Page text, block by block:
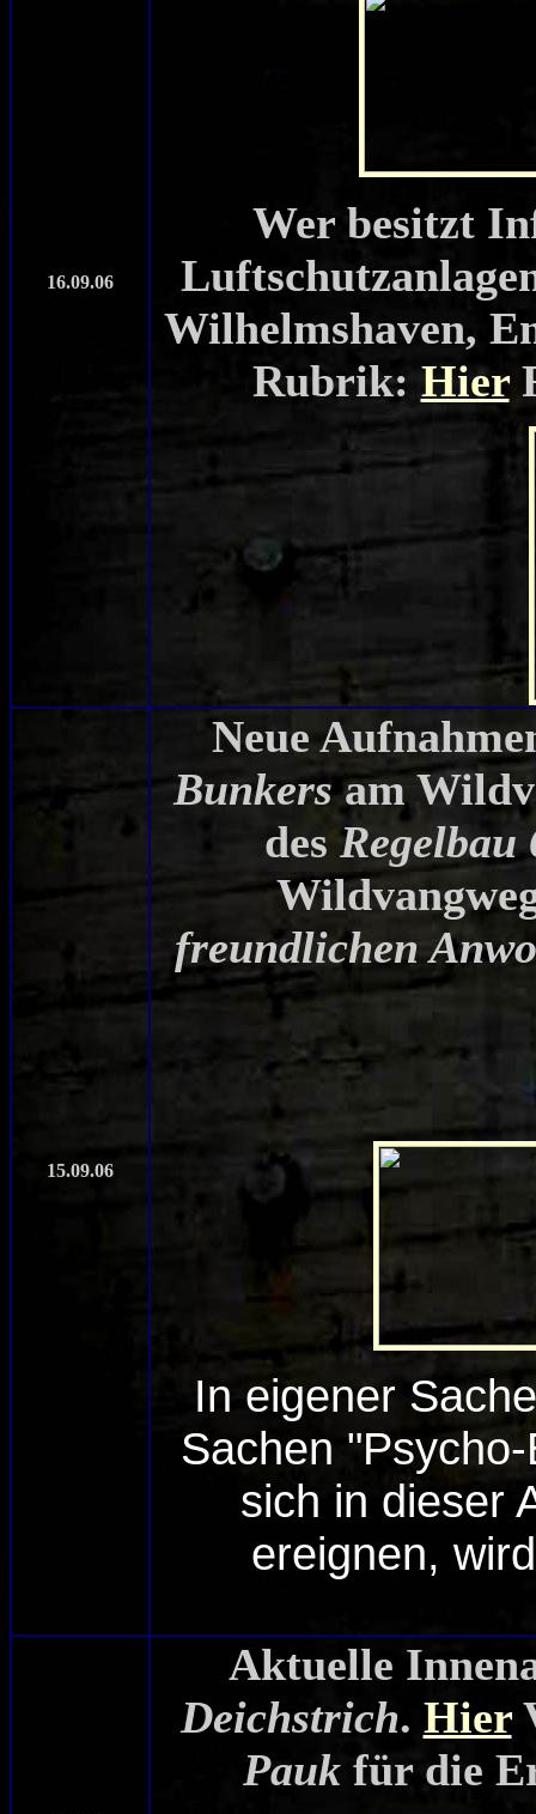
16.09.06
Wer besitzt
Wilhelmshaven,
Rubrik: Hier
15.09.06
Neue
Bunkersam
des
freundlichen
In eigener
Sachen
sich in dieser
ereignen,
Aktuelle
Deichstrich. Hier
Paukfür die